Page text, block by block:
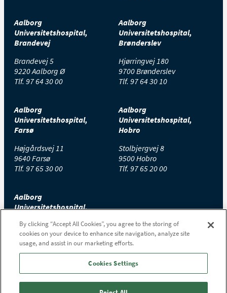
Aalborg
Universitetshospital,
Brandevej
Brandevej 5
9220 Aalborg Ø
Tlf. 97 64 30 00
Aalborg
Universitetshospital,
Brønderslev
Hjørringvej 180
9700 Brønderslev
Tlf. 97 64 30 10
Aalborg
Universitetshospital,
Farsø
Højgårdsvej 11
9640 Farsø
Tlf. 97 65 30 00
Aalborg
Universitetshospital,
Hobro
Stolbjergvej 8
9500 Hobro
Tlf. 97 65 20 00
Aalborg
Universitetshospital,
Højtoftevej 2
7700 Thisted
Tlf.97 65 00 00
By clicking “Accept All Cookies”, you agree to the storing of
cookies on your device to enhance site navigation, analyze site
usage, and assist in our marketing efforts.
Cookies Settings